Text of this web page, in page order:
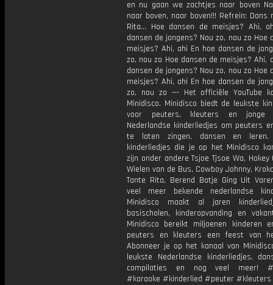
en nu gaan we zachtjes naar boven
naar boven, naar boven!!! Refrein:
Rita… Hoe dansen de meisjes? Ahi,
dansen de jongens? Nou zo, nou zo Hoe
meisjes? Ahi, ahi En hoe dansen de
zo, nou zo Hoe dansen de meisjes? Ahi,
dansen de jongens? Nou zo, nou zo Hoe
meisjes? Ahi, ahi En hoe dansen de
zo, nou zo --- Het officiële YouTube
Minidisco. Minidisco biedt de leukste
voor peuters, kleuters en jonge
Nederlandse kinderliedjes om peuters
te laten zingen, dansen en leren.
kinderliedjes die je op het Minidisco
zijn onder andere Tsjoe Tjsoe Wa, Hokey
Wielen van de Bus, Cowboy Johnny,
Tante Rita, Berend Botje Ging Uit
veel meer bekende nederlandse
Minidisco maakt al jaren
basischolen, kinderopvanding en
Minidisco bereikt miljoenen kinderen
peuters en kleuters een feest van
Abonneer je op het kanaal van
leukste Nederlandse kinderliedjes,
compilaties en nog veel meer!
#karaoke #kinderlied #peuter #kleuters